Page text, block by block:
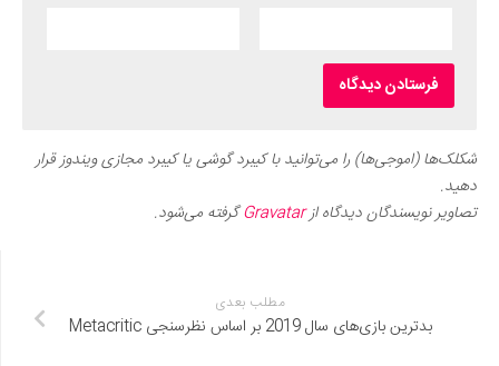
شکلک‌ها (اموجی‌ها) را می‌توانید با کیبرد گوشی یا کیبرد مجازی ویندوز قرار
دهید.
تصاویر نویسندگان دیدگاه ازGravatarگرفته می‌شود.
مطلب بعدی
بدترین بازی‌های سال 2019 بر اساس نظرسنجی Metacritic